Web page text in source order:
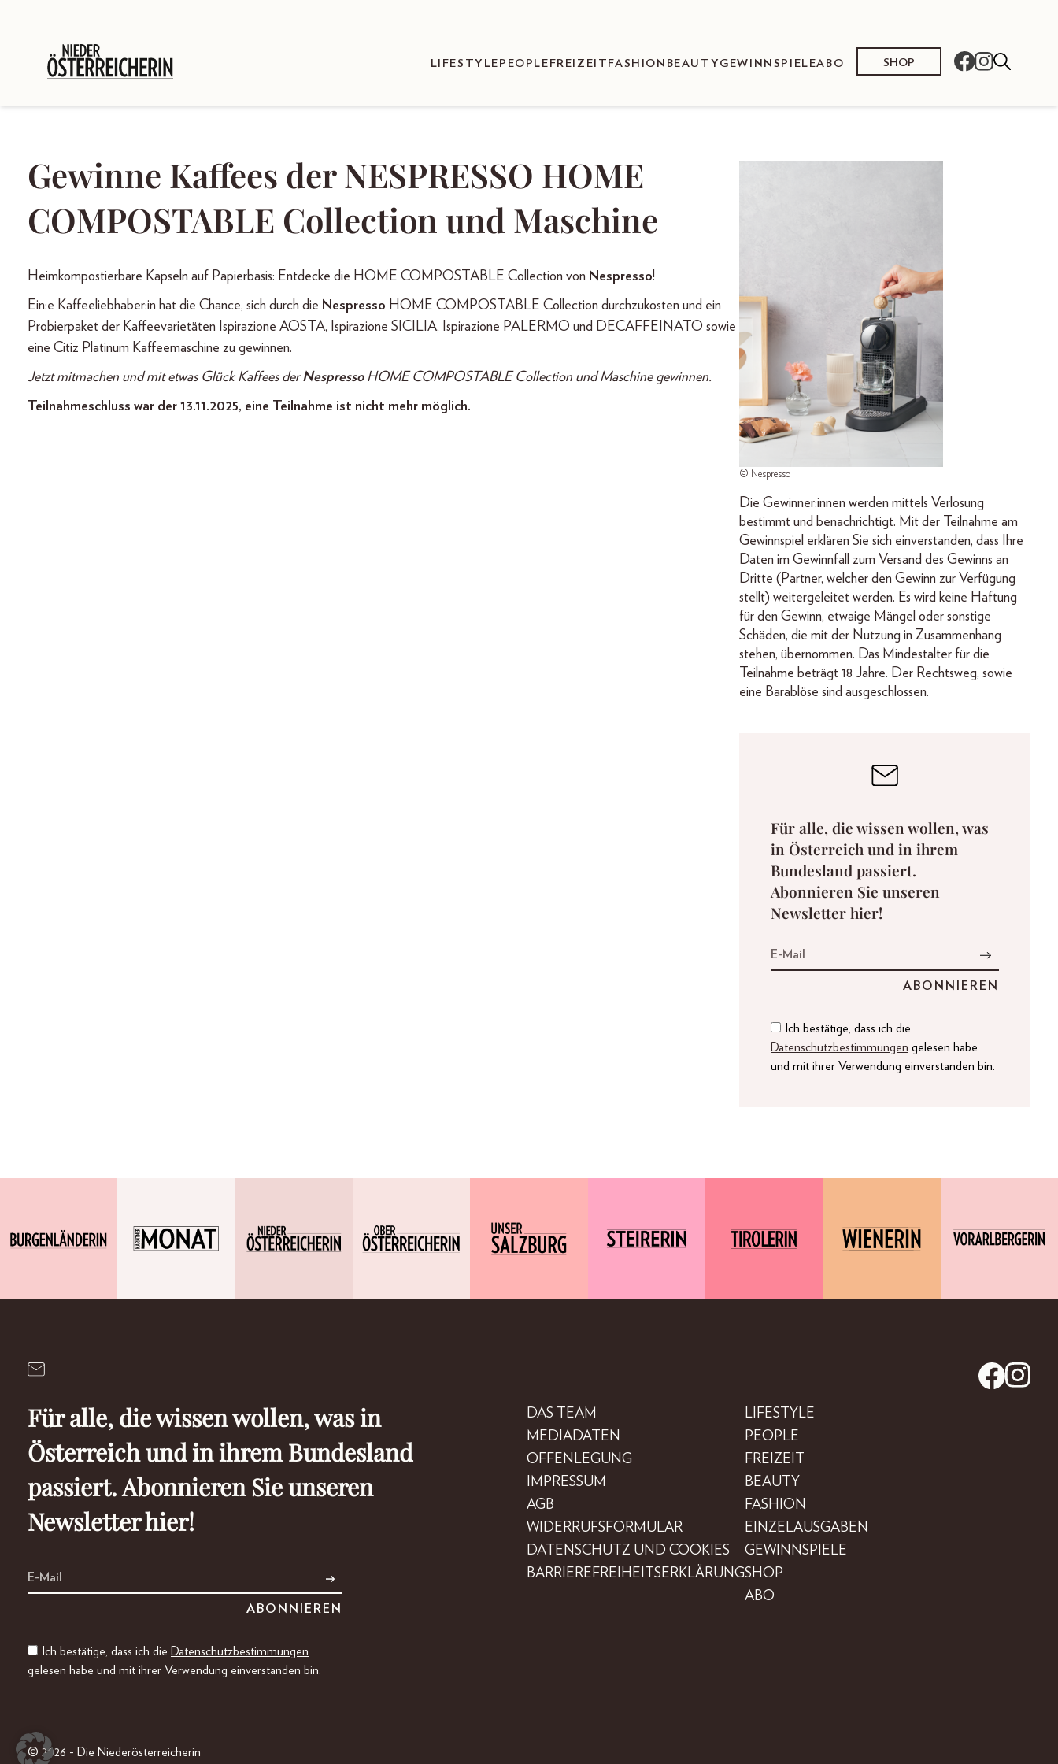
LIFESTYLE PEOPLE FREIZEIT FASHION BEAUTY GEWINNSPIELEABO SHOP
Gewinne Kaffees der NESPRESSO HOME
COMPOSTABLE Collection und Maschine
Heimkompostierbare Kapseln auf Papierbasis: Entdecke die HOME COMPOSTABLE Collection von Nespresso!
Ein:e Kaffeeliebhaber:in hat die Chance, sich durch die Nespresso HOME COMPOSTABLE Collection durchzukosten und ein
Probierpaket der Kaffeevarietäten Ispirazione AOSTA, Ispirazione SICILIA, Ispirazione PALERMO und DECAFFEINATO sowie
eine Citiz Platinum Kaffeemaschine zu gewinnen.
Jetzt mitmachen und mit etwas Glück Kaffees derNespressoHOME COMPOSTABLE Collection und Maschine gewinnen.
Teilnahmeschluss war der 13.11.2025, eine Teilnahme ist nicht mehr möglich.
© Nespresso
Die Gewinner:innen werden mittels Verlosung
bestimmt und benachrichtigt. Mit der Teilnahme am
Gewinnspiel erklären Sie sich einverstanden, dass Ihre
Daten im Gewinnfall zum Versand des Gewinns an
Dritte (Partner, welcher den Gewinn zur Verfügung
stellt) weitergeleitet werden. Es wird keine Haftung
für den Gewinn, etwaige Mängel oder sonstige
Schäden, die mit der Nutzung in Zusammenhang
stehen, übernommen. Das Mindestalter für die
Teilnahme beträgt 18 Jahre. Der Rechtsweg, sowie
eine Barablöse sind ausgeschlossen.
Für alle, die wissen wollen, was
in Österreich und in ihrem
Bundesland passiert.
Abonnieren Sie unseren
Newsletter hier!
Ich bestätige, dass ich die
Datenschutzbestimmungen gelesen habe
und mit ihrer Verwendung einverstanden bin.
Für alle, die wissen wollen, was in
Österreich und in ihrem Bundesland
passiert. Abonnieren Sie unseren
Newsletter hier!
Ich bestätige, dass ich die Datenschutzbestimmungen
gelesen habe und mit ihrer Verwendung einverstanden bin.
DAS TEAM
MEDIADATEN
OFFENLEGUNG
IMPRESSUM
AGB
WIDERRUFSFORMULAR
DATENSCHUTZ UND COOKIES
BARRIEREFREIHEITSERKLÄRUNG
LIFESTYLE
PEOPLE
FREIZEIT
BEAUTY
FASHION
EINZELAUSGABEN
GEWINNSPIELE
SHOP
ABO
© 2026 - Die Niederösterreicherin